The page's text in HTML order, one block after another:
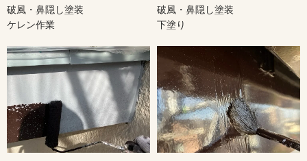
破風・鼻隠し塗装
ケレン作業
破風・鼻隠し塗装
下塗り